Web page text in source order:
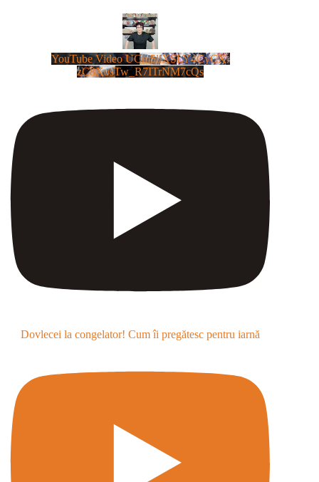
YouTube Video UCm5llXSLY4CyCX-
zC8XosTw_R7ITrNM7cQs
Dovlecei la congelator! Cum îi pregătesc pentru iarnă